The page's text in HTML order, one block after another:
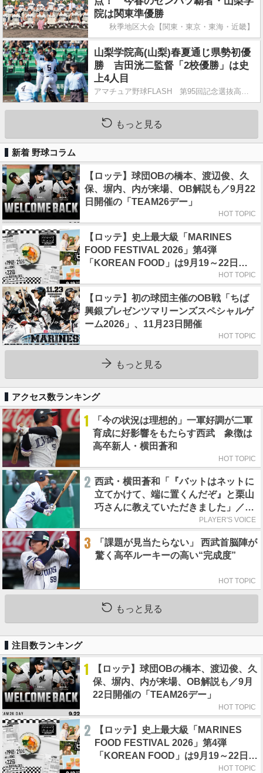
院は関東準優勝
秋季地区大会【関東・東京・東海・近畿】
山梨学院高(山梨)春夏通じ県勢初優
勝 吉田洸二監督「2校優勝」は史
上4人目
アマチュア野球FLASH 第95回記念選抜高校野球大会
もっと見る
新着 野球コラム
【ロッテ】球団OBの橋本、渡辺俊、久
保、塀内、内が来場、OB解説も／9月22
日開催の「TEAM26デー」
HOT TOPIC
【ロッテ】史上最大級「MARINES
FOOD FESTIVAL 2026」第4弾
「KOREAN FOOD」は9月19～22日／
HOT TOPIC
【ロッテ】初の球団主催のOB戦「ちば
興銀プレゼンツマリーンズスペシャルゲ
ーム2026」、11月23日開催
HOT TOPIC
もっと見る
アクセス数ランキング
1
「今の状況は理想的」一軍好調が二軍
育成に好影響をもたらす西武 象徴は
高卒新人・横田蒼和
HOT TOPIC
2 西武・横田蒼和「『バットはネットに
立てかけて、端に置くんだぞ』と栗山
巧さんに教えていただきました」／憧
PLAYER'S VOICE
3
「課題が見当たらない」 西武首脳陣が
驚く高卒ルーキーの高い“完成度”
HOT TOPIC
もっと見る
注目数ランキング
1
【ロッテ】球団OBの橋本、渡辺俊、久
保、塀内、内が来場、OB解説も／9月
22日開催の「TEAM26デー」
HOT TOPIC
2
【ロッテ】史上最大級「MARINES
FOOD FESTIVAL 2026」第4弾
「KOREAN FOOD」は9月19～22日／
HOT TOPIC